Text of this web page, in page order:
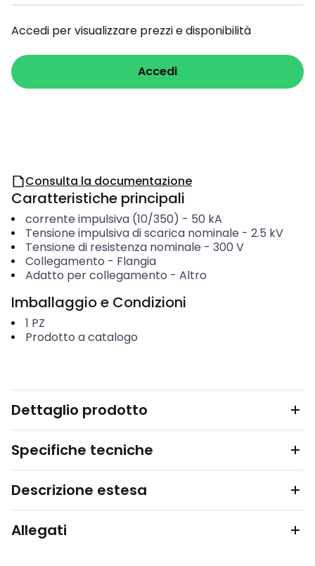
Accedi per visualizzare prezzi e disponibilità
Accedi
Consulta la documentazione
Caratteristiche principali
corrente impulsiva (10/350) - 50 kA
Tensione impulsiva di scarica nominale - 2.5 kV
Tensione di resistenza nominale - 300 V
Collegamento - Flangia
Adatto per collegamento - Altro
Imballaggio e Condizioni
1 PZ
Prodotto a catalogo
Dettaglio prodotto
Specifiche tecniche
Descrizione estesa
Allegati